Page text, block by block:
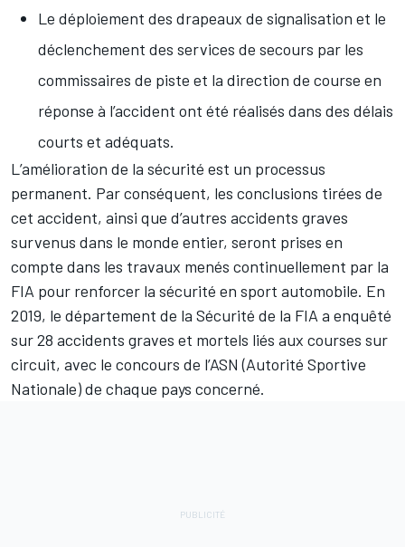
Le déploiement des drapeaux de signalisation et le
déclenchement des services de secours par les
commissaires de piste et la direction de course en
réponse à l’accident ont été réalisés dans des délais
courts et adéquats.
L’amélioration de la sécurité est un processus
permanent. Par conséquent, les conclusions tirées de
cet accident, ainsi que d’autres accidents graves
survenus dans le monde entier, seront prises en
compte dans les travaux menés continuellement par la
FIA pour renforcer la sécurité en sport automobile. En
2019, le département de la Sécurité de la FIA a enquêté
sur 28 accidents graves et mortels liés aux courses sur
circuit, avec le concours de l’ASN (Autorité Sportive
Nationale) de chaque pays concerné.